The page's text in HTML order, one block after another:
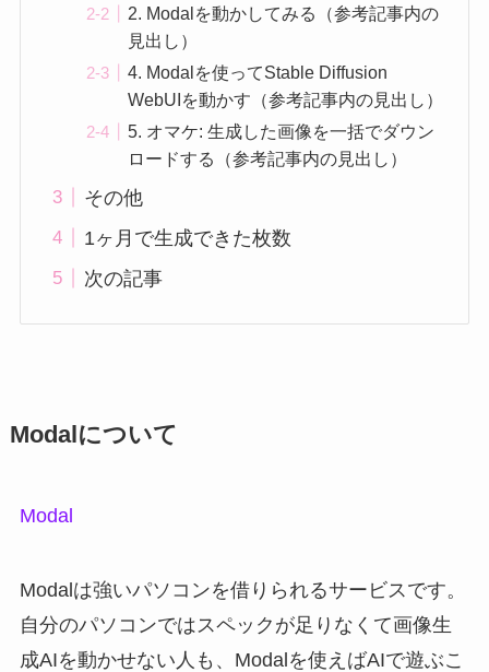
2. Modalを動かしてみる（参考記事内の
見出し）
4. Modalを使ってStable Diffusion
WebUIを動かす（参考記事内の見出し）
5. オマケ: 生成した画像を一括でダウン
ロードする（参考記事内の見出し）
その他
1ヶ月で生成できた枚数
次の記事
Modalについて
Modal
Modalは強いパソコンを借りられるサービスです。
自分のパソコンではスペックが足りなくて画像生
成AIを動かせない人も、Modalを使えばAIで遊ぶこ